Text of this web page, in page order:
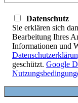
Datenschutz
Sie erklären sich
Bearbeitung Ihres
Informationen und
geschützt. Google